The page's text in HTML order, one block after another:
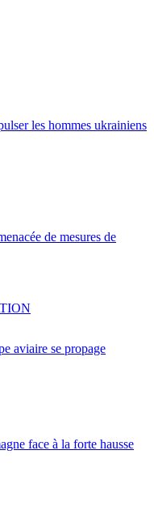
les hommes ukrainiens
de mesures de
aviaire se propage
face à la forte hausse